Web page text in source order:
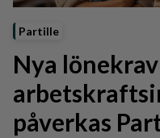
Partille
Nya
påverkas